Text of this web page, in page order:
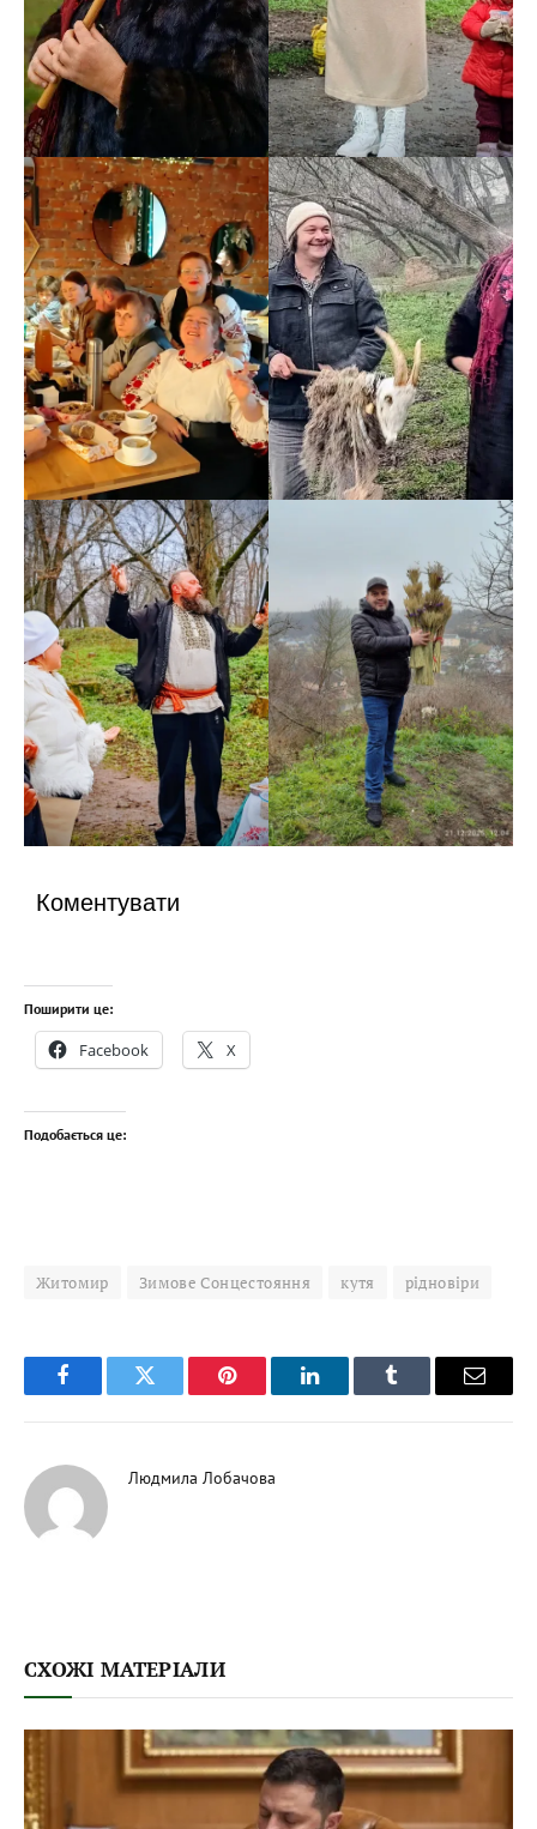
Коментувати
Поширити це:
Facebook X
Подобається це:
Житомир Зимове Сонцестояння кутя рідновіри
FacebookTwitter Pinterest LinkedInTumblr Email
Людмила Лобачова
СХОЖІ МАТЕРІАЛИ